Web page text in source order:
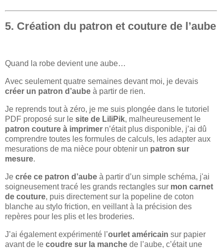
5. Création du patron et couture de l’aube
Quand la robe devient une aube…
Avec seulement quatre semaines devant moi, je devais
créer un patron d’aube à partir de rien.
Je reprends tout à zéro, je me suis plongée dans le tutoriel
PDF proposé sur le site de LiliPik, malheureusement le
patron couture à imprimer n’était plus disponible, j’ai dû
comprendre toutes les formules de calculs, les adapter aux
mesurations de ma nièce pour obtenir un patron sur
mesure.
Je crée ce patron d’aube à partir d’un simple schéma, j'ai
soigneusement tracé les grands rectangles sur mon carnet
de couture, puis directement sur la popeline de coton
blanche au stylo friction, en veillant à la précision des
repères pour les plis et les broderies.
J’ai également expérimenté l’ourlet américain sur papier
avant de le coudre sur la manche de l’aube, c’était une